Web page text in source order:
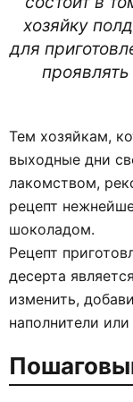
хозяйку
для
Тем хозяйкам,
выходные дни
лакомством,
рецепт
шоколадом.
Рецепт
десерта
изменить,
наполнители